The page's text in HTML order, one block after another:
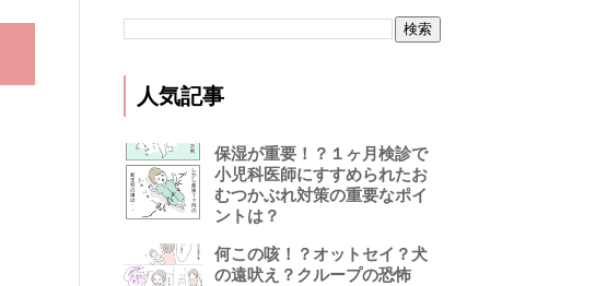
人気記事
保湿が重要！？１ヶ月検診で
小児科医師にすすめられたお
むつかぶれ対策の重要なポイ
ントは？
何この咳！？オットセイ？犬
の遠吠え？クループの恐怖